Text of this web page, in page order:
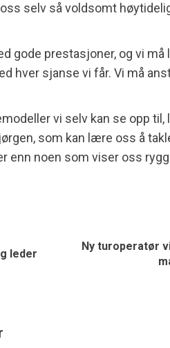
selv så voldsomt
gode prestasjoner, og vi må
hver sjanse vi får. Vi må
vi selv kan se opp til,
som kan lære oss å
enn noen som viser oss
leder
Ny turoperatør